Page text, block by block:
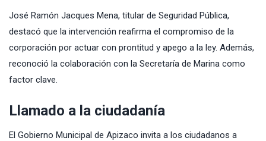
José Ramón Jacques Mena, titular de Seguridad Pública,
destacó que la intervención reafirma el compromiso de la
corporación por actuar con prontitud y apego a la ley. Además,
reconoció la colaboración con la Secretaría de Marina como
factor clave.
Llamado a la ciudadanía
El Gobierno Municipal de Apizaco invita a los ciudadanos a